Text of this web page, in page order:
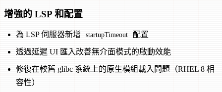
增強的 LSP 和配置
為 LSP 伺服器新增 startupTimeout 配置
透過延遲 UI 匯入改善無介面模式的啟動效能
修復在較舊 glibc 系統上的原生模組載入問題（RHEL 8 相
容性）